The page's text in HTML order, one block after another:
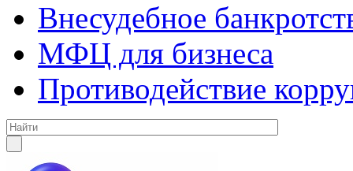
Внесудебное
МФЦ для бизнеса
Противодействие